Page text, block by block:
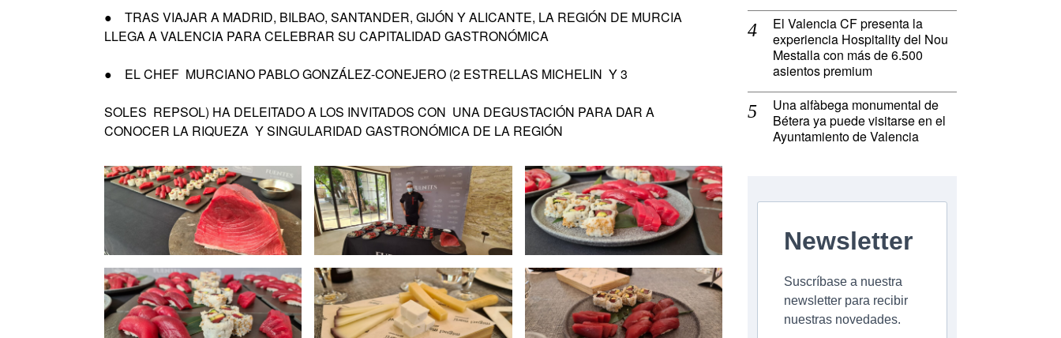
● TRAS VIAJAR A MADRID, BILBAO, SANTANDER, GIJÓN Y ALICANTE, LA REGIÓN DE MURCIA
LLEGA A VALENCIA PARA CELEBRAR SU CAPITALIDAD GASTRONÓMICA
● EL CHEF MURCIANO PABLO GONZÁLEZ-CONEJERO (2 ESTRELLAS MICHELIN Y 3
SOLES REPSOL) HA DELEITADO A LOS INVITADOS CON UNA DEGUSTACIÓN PARA DAR A
CONOCER LA RIQUEZA Y SINGULARIDAD GASTRONÓMICA DE LA REGIÓN
El Valencia CF presenta la
experiencia Hospitality del Nou
Mestalla con más de 6.500
asientos premium
Una alfàbega monumental de
Bétera ya puede visitarse en el
Ayuntamiento de Valencia
Newsletter
Suscríbase a nuestra
newsletter para recibir
nuestras novedades.